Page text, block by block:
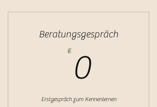
Beratungsgespräch
€ 00€
Erstgespräch zum Kennenlernen